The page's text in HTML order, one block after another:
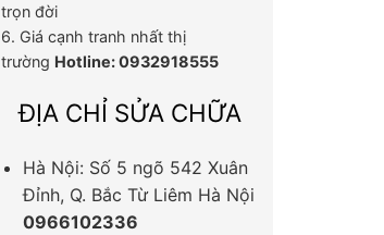
trọn đời
6. Giá cạnh tranh nhất thị
trường Hotline: 0932918555
ĐỊA CHỈ SỬA CHỮA
Hà Nội: Số 5 ngõ 542 Xuân
Đỉnh, Q. Bắc Từ Liêm Hà Nội
0966102336